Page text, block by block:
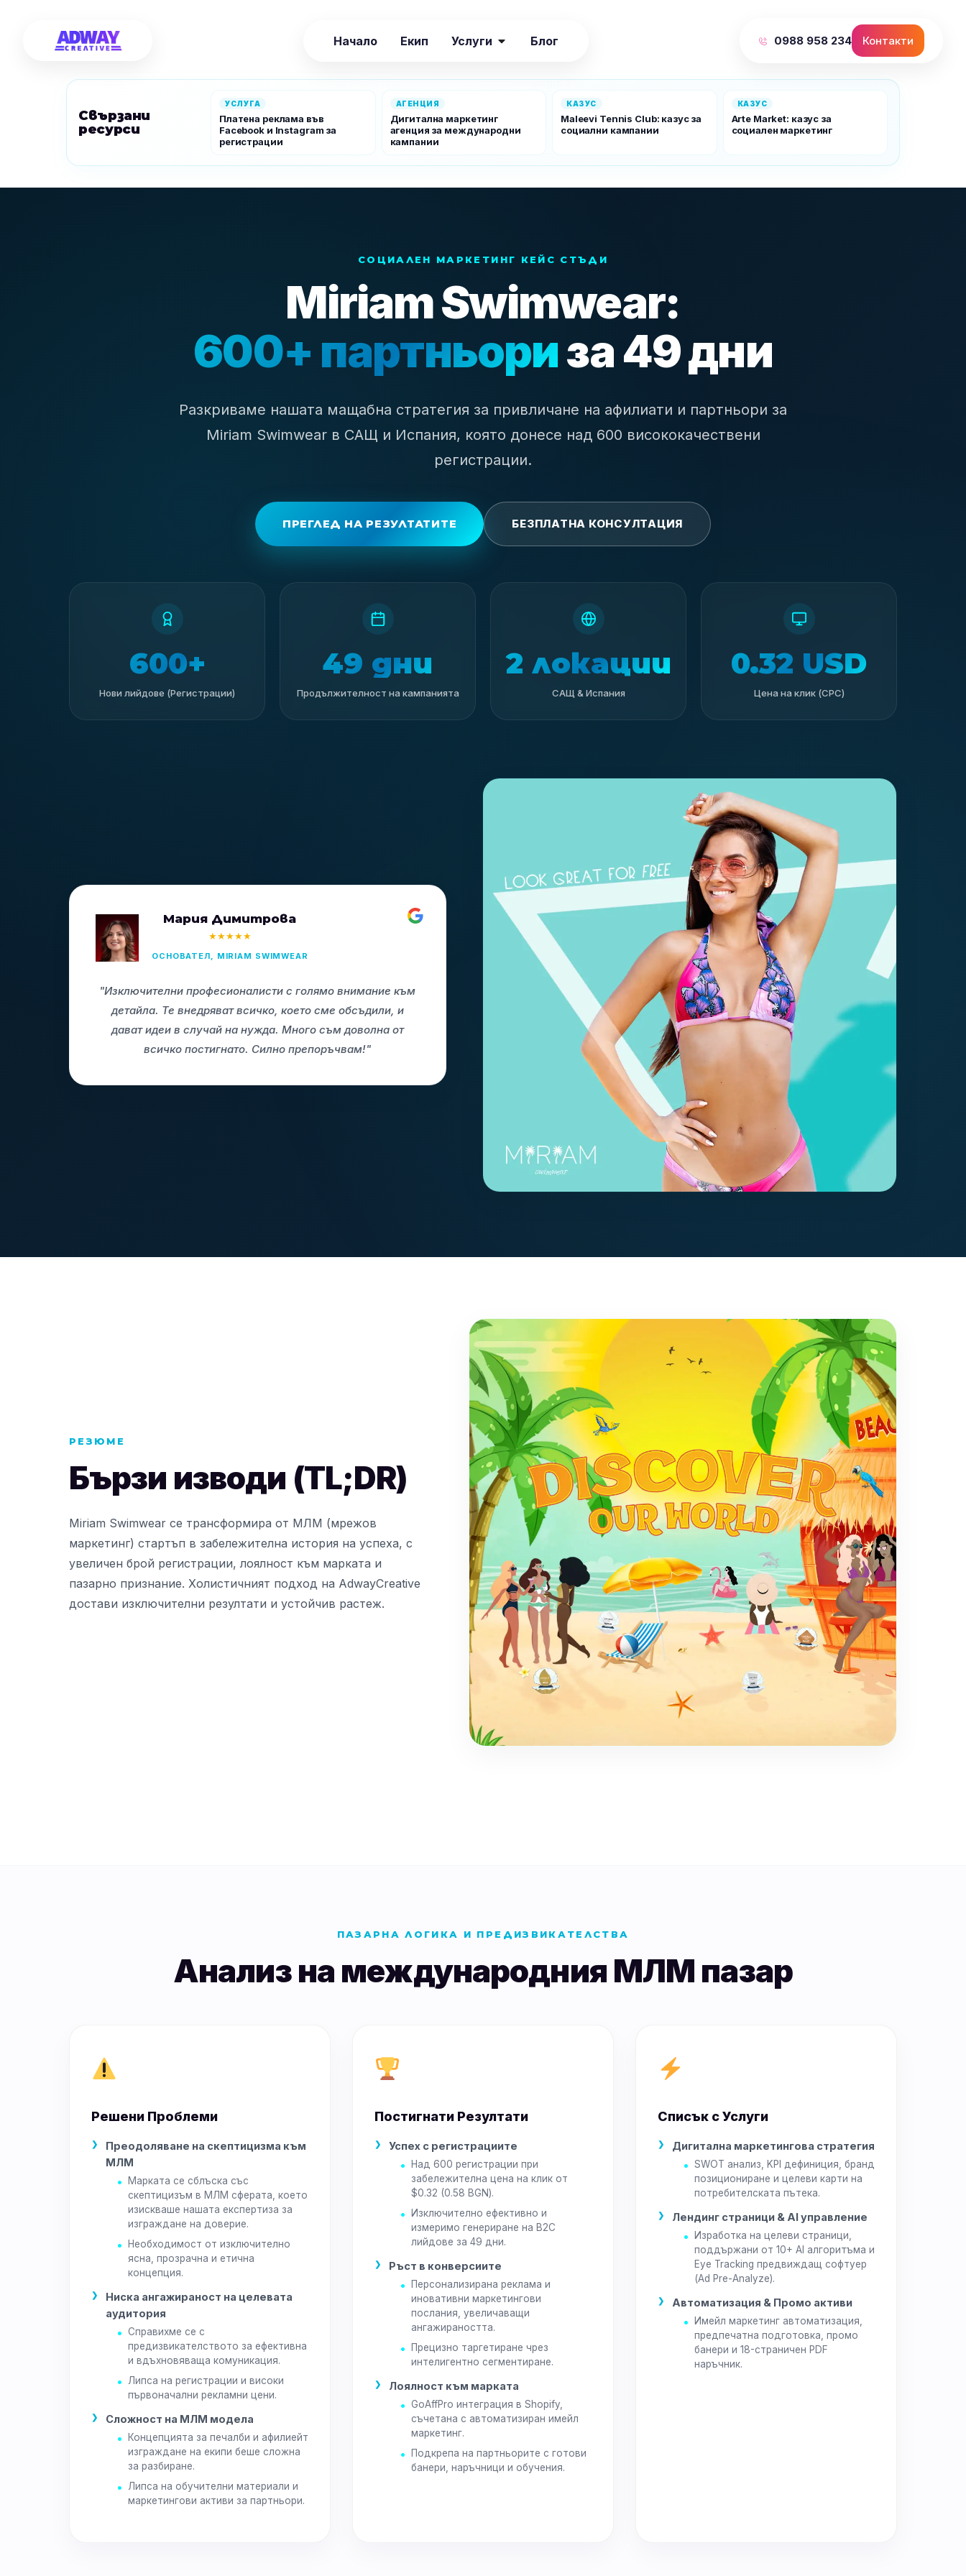
Начало Екип Услуги Блог 0988 958 234 Контакти
Свързани
ресурси
УСЛУГА
Платена реклама във
Facebook и Instagram за
регистрации
АГЕНЦИЯ
Дигитална маркетинг
агенция за международни
кампании
КАЗУС
Maleevi Tennis Club: казус за
социални кампании
КАЗУС
Arte Market: казус за
социален маркетинг
СОЦИАЛЕН МАРКЕТИНГ КЕЙС СТЪДИ
Miriam Swimwear:
600+ партньориза 49 дни
Разкриваме нашата мащабна стратегия за привличане на афилиати и партньори за
Miriam Swimwear в САЩ и Испания, която донесе над 600 висококачествени
регистрации.
ПРЕГЛЕД НА РЕЗУЛТАТИТЕ БЕЗПЛАТНА КОНСУЛТАЦИЯ
600+
Нови лийдове (Регистрации)
49 дни
Продължителност на кампанията
2 локации
САЩ & Испания
0.32 USD
Цена на клик (CPC)
Мария Димитрова
★★★★★
ОСНОВАТЕЛ, MIRIAM SWIMWEAR
"Изключителни професионалисти с голямо внимание към
детайла. Те внедряват всичко, което сме обсъдили, и
дават идеи в случай на нужда. Много съм доволна от
всичко постигнато. Силно препоръчвам!"
РЕЗЮМЕ
Бързи изводи (TL;DR)
Miriam Swimwear се трансформира от МЛМ (мрежов
маркетинг) стартъп в забележителна история на успеха, с
увеличен брой регистрации, лоялност към марката и
пазарно признание. Холистичният подход на AdwayCreative
достави изключителни резултати и устойчив растеж.
ПАЗАРНА ЛОГИКА И ПРЕДИЗВИКАТЕЛСТВА
Анализ на международния МЛМ пазар
Решени Проблеми
Преодоляване на скептицизма към
МЛМ
Марката се сблъска със
скептицизъм в МЛМ сферата, което
изискваше нашата експертиза за
изграждане на доверие.
Необходимост от изключително
ясна, прозрачна и етична
концепция.
Ниска ангажираност на целевата
аудитория
Справихме се с
предизвикателството за ефективна
и вдъхновяваща комуникация.
Липса на регистрации и високи
първоначални рекламни цени.
Сложност на МЛМ модела
Концепцията за печалби и афилиейт
изграждане на екипи беше сложна
за разбиране.
Липса на обучителни материали и
маркетингови активи за партньори.
Постигнати Резултати
Успех с регистрациите
Над 600 регистрации при
забележителна цена на клик от
$0.32 (0.58 BGN).
Изключително ефективно и
измеримо генериране на B2C
лийдове за 49 дни.
Ръст в конверсиите
Персонализирана реклама и
иновативни маркетингови
послания, увеличаващи
ангажираността.
Прецизно таргетиране чрез
интелигентно сегментиране.
Лоялност към марката
GoAffPro интеграция в Shopify,
съчетана с автоматизиран имейл
маркетинг.
Подкрепа на партньорите с готови
банери, наръчници и обучения.
Списък с Услуги
Дигитална маркетингова стратегия
SWOT анализ, KPI дефиниция, бранд
позициониране и целеви карти на
потребителската пътека.
Лендинг страници & AI управление
Изработка на целеви страници,
поддържани от 10+ AI алгоритъма и
Eye Tracking предвиждащ софтуер
(Ad Pre-Analyze).
Автоматизация & Промо активи
Имейл маркетинг автоматизация,
предпечатна подготовка, промо
банери и 18-страничен PDF
наръчник.